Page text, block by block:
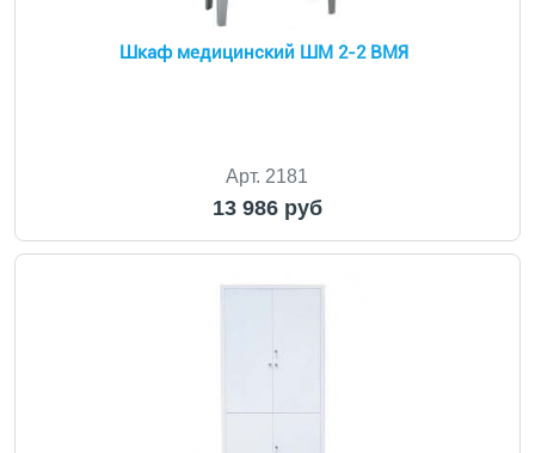
Шкаф медицинский ШМ 2-2 ВМЯ
Арт. 2181
13 986 руб